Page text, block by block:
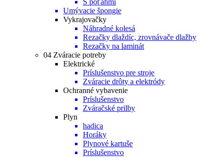
S poťahmi
Umývacie špongie
Vykrajovačky
Náhradné kolesá
Rezačky dlaždíc, zrovnávače dlažby
Rezačky na laminát
04 Zváracie potreby
Elektrické
Príslušenstvo pre stroje
Zváracie drôty a elektródy
Ochranné vybavenie
Príslušenstvo
Zváračské prilby
Plyn
hadica
Horáky
Plynové kartuše
Príslušenstvo